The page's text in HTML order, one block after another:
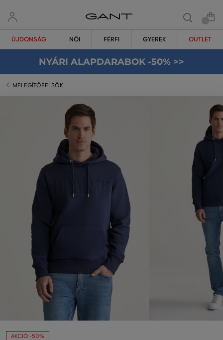
ÚJDONSÁG NŐI FÉRFI GYEREK OUTLET
NYÁRI ALAPDARABOK -50% >>
MELEGÍTŐFELSŐK
AKCIÓ -50%